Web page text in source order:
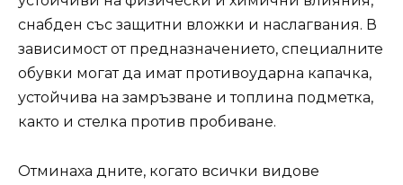
снабден със защитни вложки и наслагвания. В
зависимост от предназначението, специалните
обувки могат да имат противоударна капачка,
устойчива на замръзване и топлина подметка,
както и стелка против пробиване.
Отминаха дните, когато всички видове